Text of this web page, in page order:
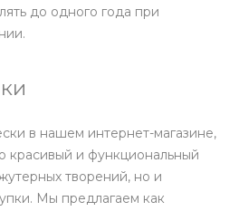
до одного года при
в нашем интернет-магазине,
красивый и функциональный
творений, но и
Мы предлагаем как